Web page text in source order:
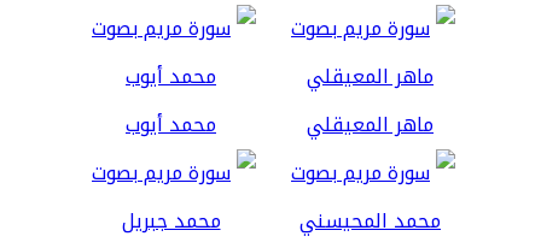
ماهر المعيقلي محمد أيوب